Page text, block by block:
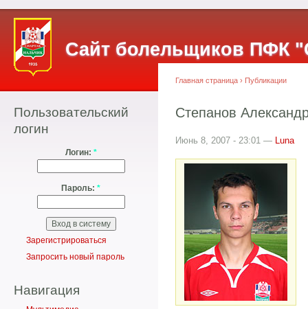
Сайт болельщиков ПФК
Пользовательский
логин
Логин: *
Пароль: *
Зарегистрироваться
Запросить новый пароль
Навигация
Главная страница › Публикации
Степанов
Июнь 8, 2007 - 23:01 — Luna